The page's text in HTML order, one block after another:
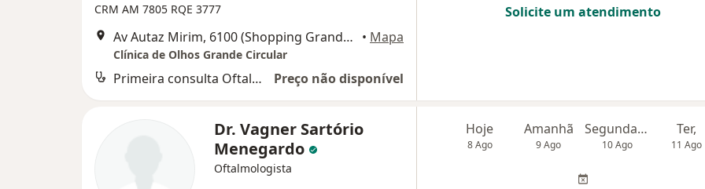
CRM AM 7805 RQE 3777
Av Autaz Mirim, 6100 (Shopping Grande Circular, Piso L00 Loja 15), Manaus • Mapa
Clínica de Olhos Grande Circular
Primeira consulta Oftalmologia Preço não disponível
Solicite um atendimento
Dr. Vagner Sartório
Menegardo
Oftalmologista
Hoje
8 Ago
Amanhã
9 Ago
Segunda-feira
10 Ago
Ter,
11 Ago